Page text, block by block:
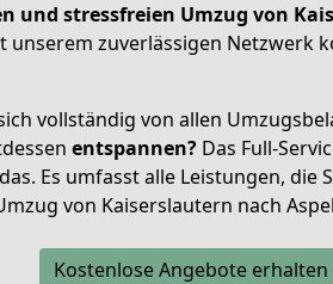
und stressfreien Umzug von
unserem zuverlässigen Netzwerk
vollständig von allen
entspannen? Das Full-
Es umfasst alle Leistungen, die
von Kaiserslautern nach
Kostenlose Angebote erhalten